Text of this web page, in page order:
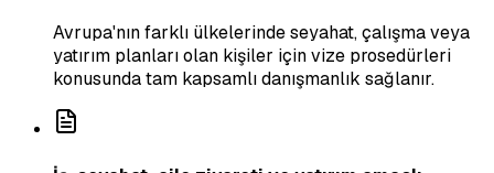
Avrupa'nın farklı ülkelerinde seyahat, çalışma veya
yatırım planları olan kişiler için vize prosedürleri
konusunda tam kapsamlı danışmanlık sağlanır.